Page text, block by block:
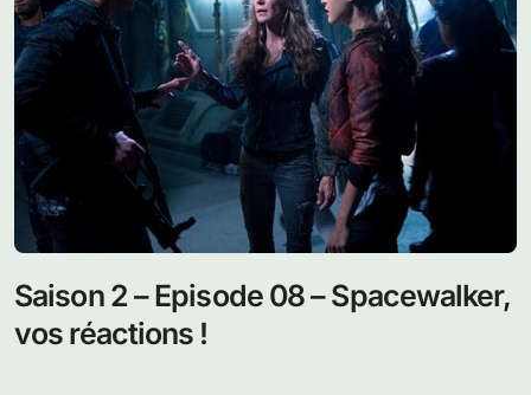
Saison 2 – Episode 08 – Spacewalker,
vos réactions !